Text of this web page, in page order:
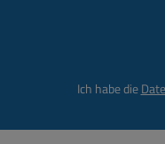
Ich habe die